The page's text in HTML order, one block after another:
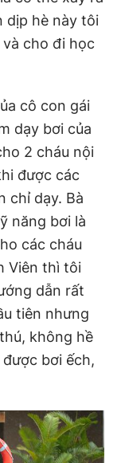
dịp hè này tôi
và cho đi học
cô con gái
dạy bơi của
2 cháu nội
được các
chỉ dạy. Bà
năng bơi là
các cháu
Viên thì tôi
dẫn rất
tiên nhưng
không hề
bơi ếch,